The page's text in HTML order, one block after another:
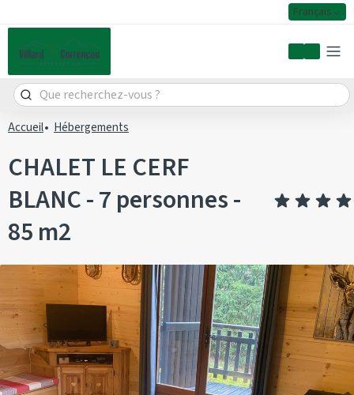
Français
Mon
Accueil Hébergements
CHALET LE CERF
BLANC - 7 personnes -
85 m2